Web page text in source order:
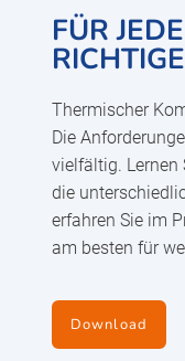
FÜR
Thermischer
Die
vielfältig. Lernen
die
erfahren Sie im
am besten für
Download